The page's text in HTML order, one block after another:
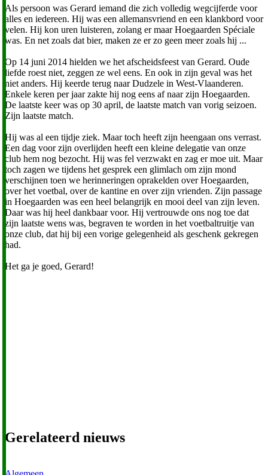
Als persoon was Gerard iemand die zich volledig wegcijferde voor
alles en iedereen. Hij was een allemansvriend en een klankbord voor
velen. Hij kon uren luisteren, zolang er maar Hoegaarden Spéciale
was. En net zoals dat bier, maken ze er zo geen meer zoals hij ...
Op 14 juni 2014 hielden we het afscheidsfeest van Gerard. Oude
liefde roest niet, zeggen ze wel eens. En ook in zijn geval was het
niet anders. Hij keerde terug naar Dudzele in West-Vlaanderen.
Enkele keren per jaar zakte hij nog eens af naar zijn Hoegaarden.
De laatste keer was op 30 april, de laatste match van vorig seizoen.
Zijn laatste match.
Hij was al een tijdje ziek. Maar toch heeft zijn heengaan ons verrast.
Een dag voor zijn overlijden heeft een kleine delegatie van onze
club hem nog bezocht. Hij was fel verzwakt en zag er moe uit. Maar
toch zagen we tijdens het gesprek een glimlach om zijn mond
verschijnen toen we herinneringen oprakelden over Hoegaarden,
over het voetbal, over de kantine en over zijn vrienden. Zijn passage
in Hoegaarden was een heel belangrijk en mooi deel van zijn leven.
Daar was hij heel dankbaar voor. Hij vertrouwde ons nog toe dat
zijn laatste wens was, begraven te worden in het voetbaltruitje van
onze club, dat hij bij een vorige gelegenheid als geschenk gekregen
had.
Het ga je goed, Gerard!
Gerelateerd nieuws